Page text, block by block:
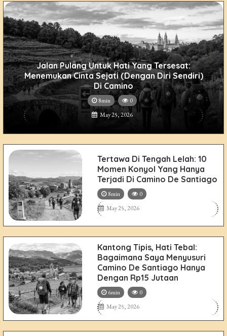
Jalan Pulang Untuk Hati Yang Tersesat:
Menemukan Cinta Sejati (dengan Diri Sendiri)
Di Camino
8min
0
May 25, 2026
Tertawa Di Tengah Lelah: 10
Momen Konyol Yang Hanya
Terjadi Di Camino De Santiago
8min
0
May 25, 2026
Kantong Tipis, Hati Tebal:
Bagaimana Saya Menyusuri
Camino De Santiago Hanya
Dengan Rp15 Jutaan
6min
0
May 25, 2026